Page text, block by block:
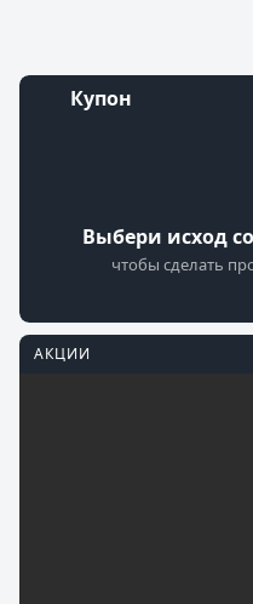
Купон
Выбери исход
чтобы сделать
АКЦИИ